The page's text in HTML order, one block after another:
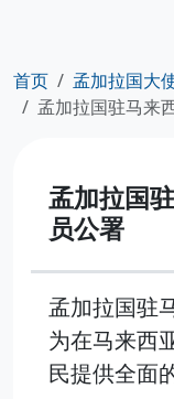
首页
孟加拉国大
孟加拉国驻马来
孟加拉国
员公署
孟加拉国驻
为在马来西
民提供全面